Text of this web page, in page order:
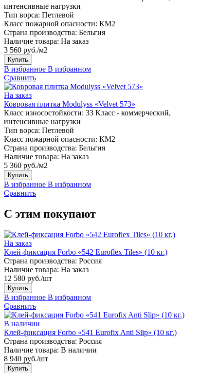
интенсивные нагрузки
Тип ворса: Петлевой
Класс пожарной опасности: КМ2
Страна производства: Бельгия
Наличие товара: На заказ
3 560 руб./м2
Купить
В избранное В избранном
Сравнить
На заказ
Ковровая плитка Modulyss «Velvet 573»
Класс износостойкости: 33 Класс - коммерческий,
интенсивные нагрузки
Тип ворса: Петлевой
Класс пожарной опасности: КМ2
Страна производства: Бельгия
Наличие товара: На заказ
5 360 руб./м2
Купить
В избранное В избранном
Сравнить
С этим покупают
На заказ
Клей-фиксация Forbo «542 Euroflex Tiles» (10 кг.)
Страна производства: Россия
Наличие товара: На заказ
12 580 руб./шт
Купить
В избранное В избранном
Сравнить
В наличии
Клей-фиксация Forbo «541 Eurofix Anti Slip» (10 кг.)
Страна производства: Россия
Наличие товара: В наличии
8 940 руб./шт
Купить